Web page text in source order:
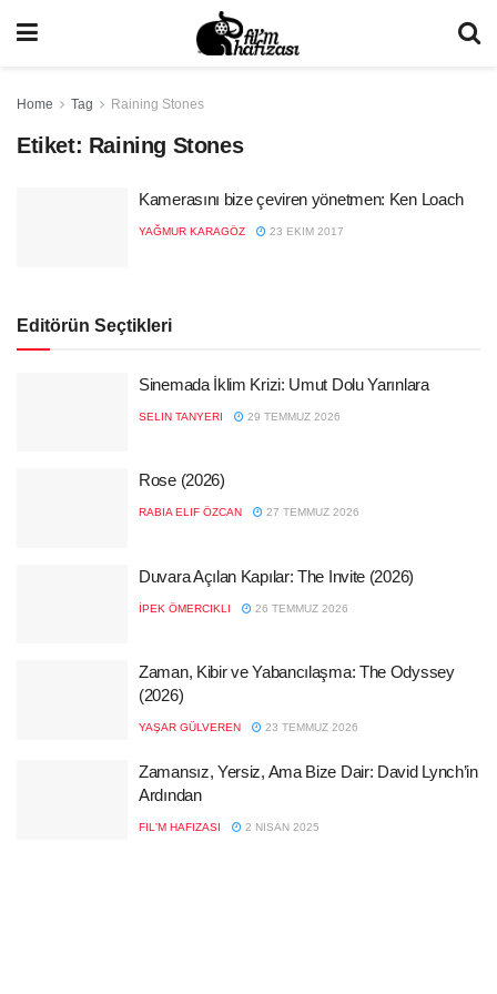
Home Tag Raining Stones
Etiket: Raining Stones
Kamerasını bize çeviren yönetmen: Ken Loach
YAĞMUR KARAGÖZ 23 EKIM 2017
Editörün Seçtikleri
Sinemada İklim Krizi: Umut Dolu Yarınlara
SELIN TANYERI 29 TEMMUZ 2026
Rose (2026)
RABIA ELIF ÖZCAN 27 TEMMUZ 2026
Duvara Açılan Kapılar: The Invite (2026)
İPEK ÖMERCIKLI 26 TEMMUZ 2026
Zaman, Kibir ve Yabancılaşma: The Odyssey
(2026)
YAŞAR GÜLVEREN 23 TEMMUZ 2026
Zamansız, Yersiz, Ama Bize Dair: David Lynch’in
Ardından
FIL'M HAFIZASI 2 NISAN 2025